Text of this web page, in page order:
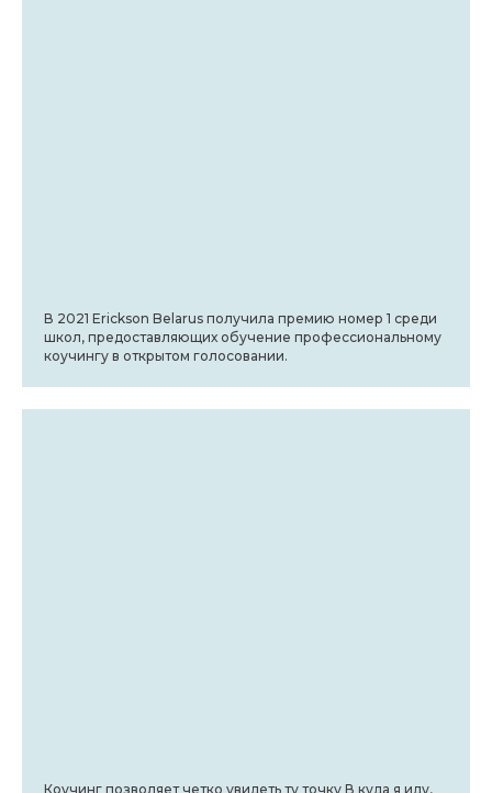
В 2021 Erickson Belarus получила премию номер 1 среди
школ, предоставляющих обучение профессиональному
коучингу в открытом голосовании.
Коучинг позволяет четко увидеть ту точку В куда я иду,